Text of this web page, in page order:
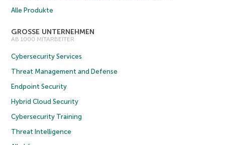
Alle Produkte
GROSSE UNTERNEHMEN
AB 1000 MITARBEITER
Cybersecurity Services
Threat Management and Defense
Endpoint Security
Hybrid Cloud Security
Cybersecurity Training
Threat Intelligence